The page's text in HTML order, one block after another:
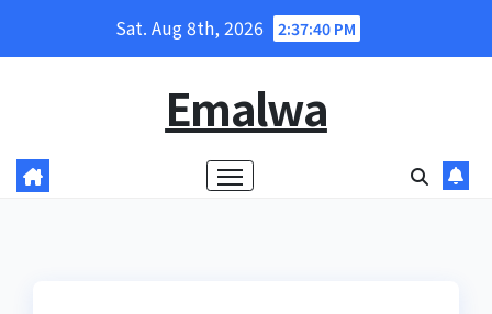
Sat. Aug 8th, 2026 2:37:40 PM
Emalwa